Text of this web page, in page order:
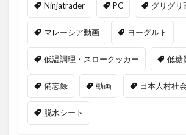
Ninjatrader PC グリグリ
マレーシア動画 ヨーグルト
低温調理・スロークッカー 低糖
備忘録 動画 日本人村社会
脱水シート